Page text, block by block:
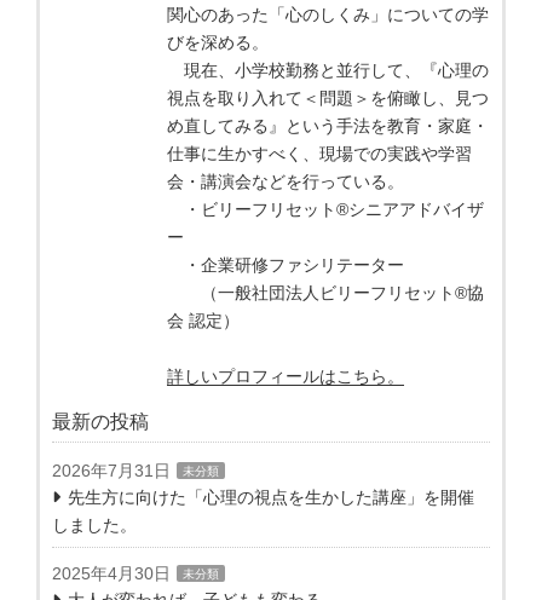
関心のあった「心のしくみ」についての学
びを深める。
現在、小学校勤務と並行して、『心理の
視点を取り入れて＜問題＞を俯瞰し、見つ
め直してみる』という手法を教育・家庭・
仕事に生かすべく、現場での実践や学習
会・講演会などを行っている。
・ビリーフリセット®シニアアドバイザ
ー
・企業研修ファシリテーター
（一般社団法人ビリーフリセット®協
会 認定）
詳しいプロフィールはこちら。
最新の投稿
2026年7月31日 未分類
先生方に向けた「心理の視点を生かした講座」を開催
しました。
2025年4月30日 未分類